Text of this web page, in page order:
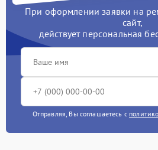
При оформлении заявки на
сайт,
действует персональная
Отправляя, Вы соглашаетесь с